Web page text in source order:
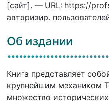
[сайт]. — URL: https://
авторизир.
Об издании
Книга представляет
крупнейшим механиком
множество